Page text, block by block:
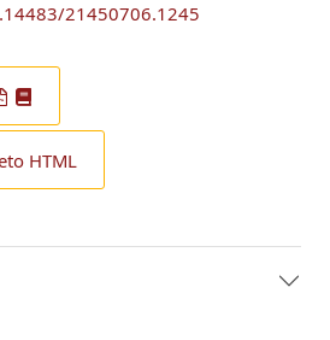
21450706.1245
HTML